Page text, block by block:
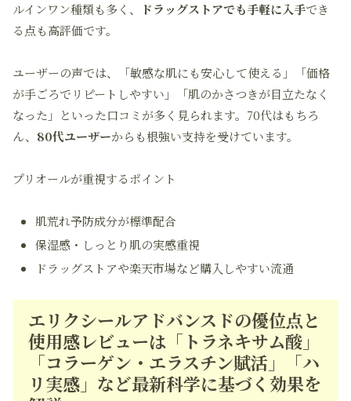
ルインワン種類も多く、
ドラッグストアでも手軽に入手でき
る点も高評価です。
ユーザーの声では、「敏感な肌にも安心して使える」「価格
が手ごろでリピートしやすい」「肌のかさつきが目立たなく
なった」といった口コミが多く見られます。70代はもちろ
ん、 80代ユーザーからも根強い支持を受けています。
プリオールが重視するポイント
肌荒れ予防成分が標準配合
保湿感・しっとり肌の実感重視
ドラッグストアや楽天市場など購入しやすい流通
エリクシールアドバンスドの優位点と
使用感レビューは「トラネキサム酸」
「コラーゲン・エラスチン賦活」「ハ
リ実感」など最新科学に基づく効果を